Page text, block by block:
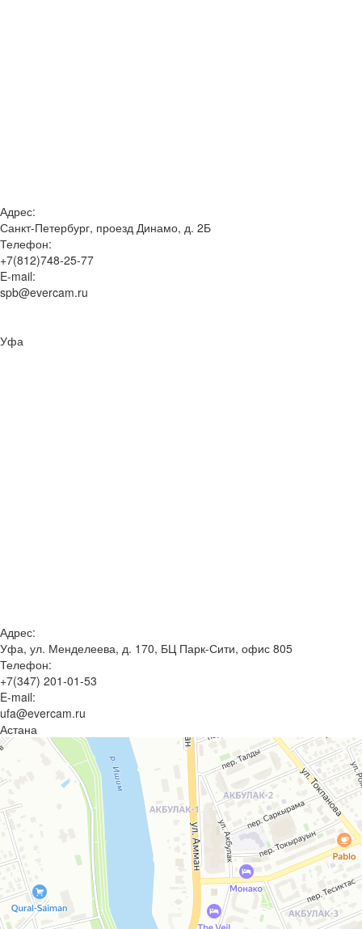
Адрес:
Санкт-Петербург, проезд Динамо, д. 2Б
Телефон:
+7(812)748-25-77
E-mail:
spb@evercam.ru
Уфа
Адрес:
Уфа, ул. Менделеева, д. 170, БЦ Парк-Сити, офис 805
Телефон:
+7(347) 201-01-53
E-mail:
ufa@evercam.ru
Астана